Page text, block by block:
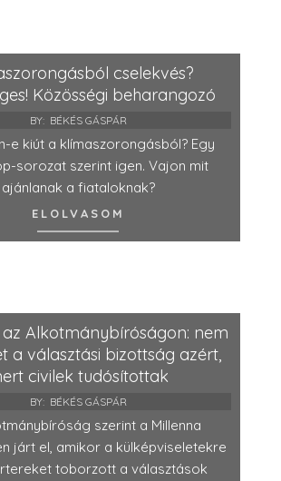
cselekvés?
Közösségi beharangozó
BY: BÉKÉS GÁSPÁR
e kiút a klímaszorongásból? Egy
sorozat szerint igen. Vajon mit
ajánlanak a fiataloknak?
ELOLVASOM
Alkotmánybíróságon: nem
a választási bizottság azért,
civilek tudósítottak
BY: BÉKÉS GÁSPÁR
szerint a Millenna
járt el, amikor a külképviseletekre
toborzott a választások